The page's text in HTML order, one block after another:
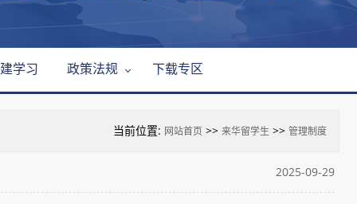
学习 政策法规 下载专区
当前位置: 网站首页 >> 来华留学生 >> 管理制度
2025-09-29